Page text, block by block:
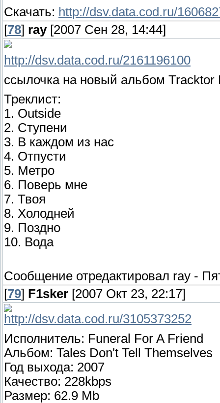
Скачать: http://dsv.data.cod.ru/
[78] ray[2007 Сен 28, 14:44]
http://dsv.data.cod.ru/2161196100
ссылочка на новый альбом
Треклист:
1. Outside
2. Ступени
3. В каждом из нас
4. Отпусти
5. Метро
6. Поверь мне
7. Твоя
8. Холодней
9. Поздно
10. Вода
Сообщение отредактировал ray -
[79] F1sker [2007 Окт 23, 22:17]
http://dsv.data.cod.ru/3105373252
Исполнитель: Funeral For A Friend
Альбом: Tales Don't Tell Themselves
Год выхода: 2007
Качество: 228kbps
Размер: 62.9 Mb